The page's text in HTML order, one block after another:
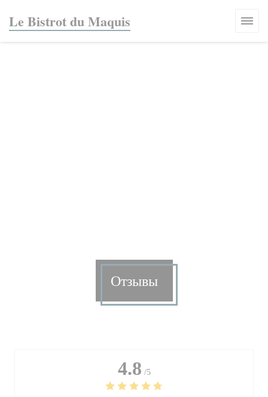
Le Bistrot du Maquis
Отзывы
4.8 /5